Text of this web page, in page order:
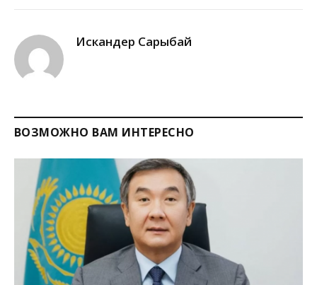
Искандер Сарыбай
ВОЗМОЖНО ВАМ ИНТЕРЕСНО